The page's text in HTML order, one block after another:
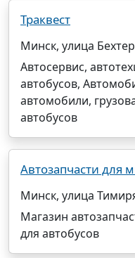
Траквест
Минск, улица
Автосервис,
автобусов,
автомобили,
автобусов
Автозапчасти для
Минск, улица
Магазин
для автобусов